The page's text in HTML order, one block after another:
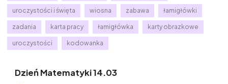
uroczystości i święta wiosna zabawa łamigłówki
zadania karta pracy łamigłówka karty obrazkowe
uroczystości kodowanka
Dzień Matematyki 14.03